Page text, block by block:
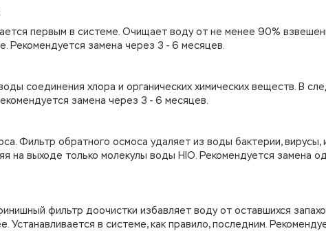
первым в системе. Очищает воду от не менее 90%
Рекомендуется замена через 3 - 6 месяцев.
соединения хлора и органических химических веществ. В
замена через 3 - 6 месяцев.
Фильтр обратного осмоса удаляет из воды бактерии, вирусы,
на выходе только молекулы воды НІО. Рекомендуется замена
фильтр доочистки избавляет воду от оставшихся
Устанавливается в системе, как правило, последним.